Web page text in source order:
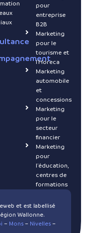
pour
entreprise
B2B
Marketing
pour le
tourisme et
l'Horeca
Marketing
automobile
et
concessions
Marketing
pour le
secteur
financier
Marketing
pour
l'éducation,
centres de
formations
et est labellisé
Wallonne.
– Mons– Nivelles–